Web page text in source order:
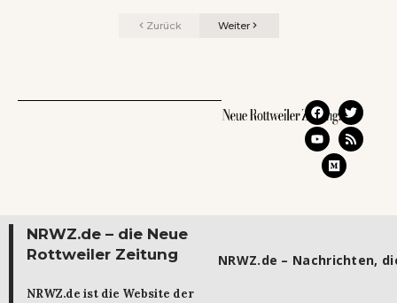
Zurück Weiter
NRWZ.de – die Neue
Rottweiler Zeitung
NRWZ.de ist die Website der
NRWZ.de – Nachrichten,